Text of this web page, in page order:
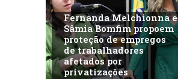
Fernanda Melchionna e
Sâmia Bomfim propoem
proteção de empregos
de trabalhadores
afetados por
privatizações